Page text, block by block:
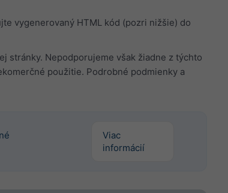
vygenerovaný HTML kód (pozri nižšie) do
stránky. Nepodporujeme však žiadne z týchto
použitie. Podrobné podmienky a
Viac
informácií